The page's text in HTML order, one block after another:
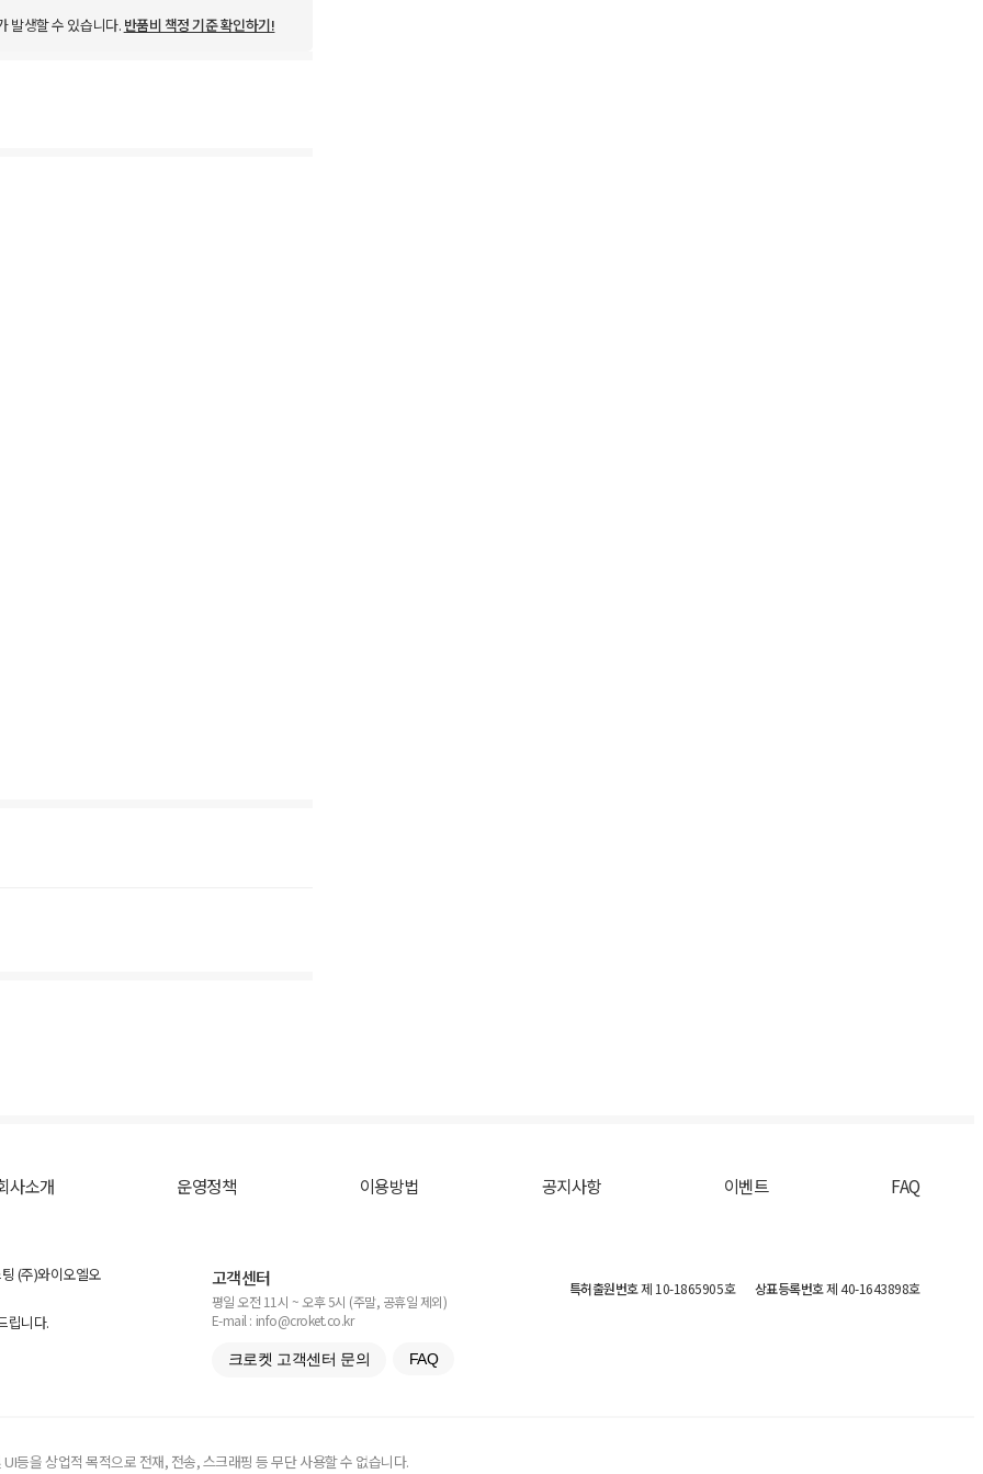
발생할 수 있습니다. 반품비 책정 기준 확인하기!
사소개 운영정책 이용방법 공지사항 이벤트 FAQ
(주)와이오엘오
립니다.
고객센터
평일 오전 11시 ~ 오후 5시 (주말, 공휴일 제외)
E-mail : info@croket.co.kr
크로켓 고객센터 문의 FAQ
특허출원번호제 10-1865905호 상표등록번호제 40-1643898호
등을 상업적 목적으로 전재, 전송, 스크래핑 등 무단 사용할 수 없습니다.